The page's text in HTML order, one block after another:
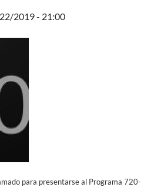
2019 - 21:00
720-Contrapartida de Convenios año
para presentarse al Programa 720-